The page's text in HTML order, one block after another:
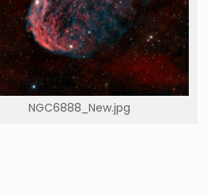
NGC6888_New.jpg